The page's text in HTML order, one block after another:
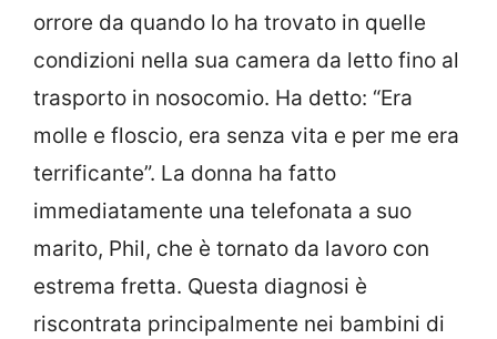
orrore da quando lo ha trovato in quelle
condizioni nella sua camera da letto fino al
trasporto in nosocomio. Ha detto: “Era
molle e floscio, era senza vita e per me era
terrificante”. La donna ha fatto
immediatamente una telefonata a suo
marito, Phil, che è tornato da lavoro con
estrema fretta. Questa diagnosi è
riscontrata principalmente nei bambini di